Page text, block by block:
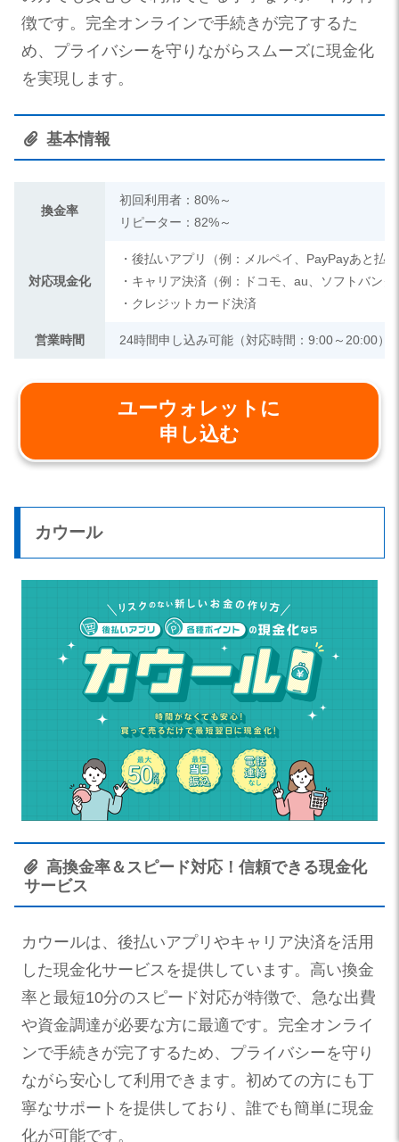
徴です。完全オンラインで手続きが完了するた
め、プライバシーを守りながらスムーズに現金化
を実現します。
基本情報
換金率
初回利用者：80%～
リピーター：82%～
対応現金化
・後払いアプリ（例：メルペイ、PayPayあと払
・キャリア決済（例：ドコモ、au、ソフトバンク
・クレジットカード決済
営業時間 24時間申し込み可能（対応時間：9:00～20:00）
ユーウォレットに
申し込む
カウール
高換金率＆スピード対応！信頼できる現金化
サービス
カウールは、後払いアプリやキャリア決済を活用
した現金化サービスを提供しています。高い換金
率と最短10分のスピード対応が特徴で、急な出費
や資金調達が必要な方に最適です。完全オンライ
ンで手続きが完了するため、プライバシーを守り
ながら安心して利用できます。初めての方にも丁
寧なサポートを提供しており、誰でも簡単に現金
化が可能です。